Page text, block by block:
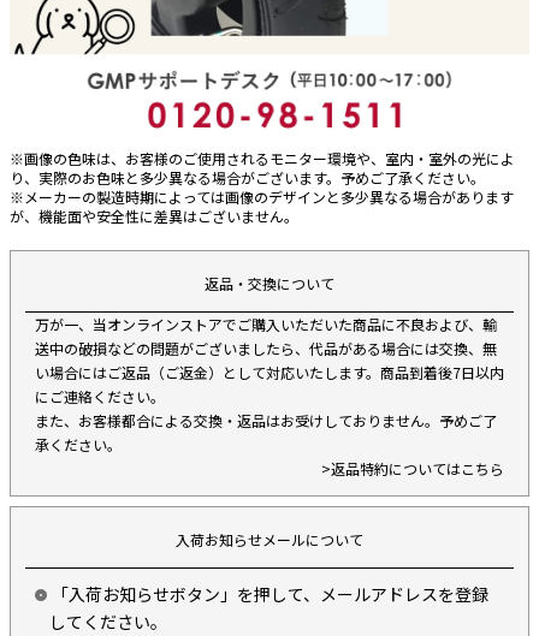
※画像の色味は、お客様のご使用されるモニター環境や、室内・室外の光によ
り、実際のお色味と多少異なる場合がございます。予めご了承ください。
※メーカーの製造時期によっては画像のデザインと多少異なる場合があります
が、機能面や安全性に差異はございません。
返品・交換について
万が一、当オンラインストアでご購入いただいた商品に不良および、輸
送中の破損などの問題がございましたら、代品がある場合には交換、無
い場合にはご返品（ご返金）として対応いたします。商品到着後7日以内
にご連絡ください。
また、お客様都合による交換・返品はお受けしておりません。予めご了
承ください。
>返品特約についてはこちら
入荷お知らせメールについて
「入荷お知らせボタン」を押して、メールアドレスを登録
してください。